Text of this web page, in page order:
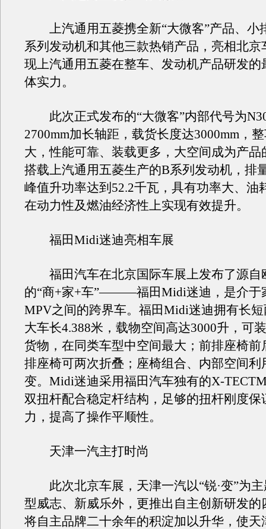
上汽通用五菱携全新“大微客”产品、小
系列发动机和其他三款热销产品，亮相北京
现上汽通用五菱在整车、发动机产品研发的
体实力。
此次正式发布的“大微客”内部代号为
2700mm加长轴距，载货长度达3000mm，
大，性能可靠、装载更多，大空间成为产品
搭载上汽通用五菱生产的B系列发动机，排
峰值升功率达到52.2千瓦，具有功率大、油
在动力性及燃油经济性上实现有效提升。
福田Midi迷迪亮相车展
福田汽车在北京国际车展上发布了源自
的“商+家+车”———福田Midi迷迪，是介于
MPV之间的跨界车。福田Midi迷迪拥有长
大车长4.388米，载物空间高达3000升，可
货物，在同类车型中空间最大；前排座椅前
排座椅可两次折叠；座椅组合、内部空间利
变。Midi迷迪采用福田汽车独有的X-
双扭杆配合稳定杆结构，足够的扭杆刚度保
力，提高了操作平顺性。
天津一汽主打时尚
此次北京车展，天津一汽以“锐·变”为主
型威志、新威乐外，更推出自主创新研发的
将自主品牌二十余年的积淀加以升华，使天